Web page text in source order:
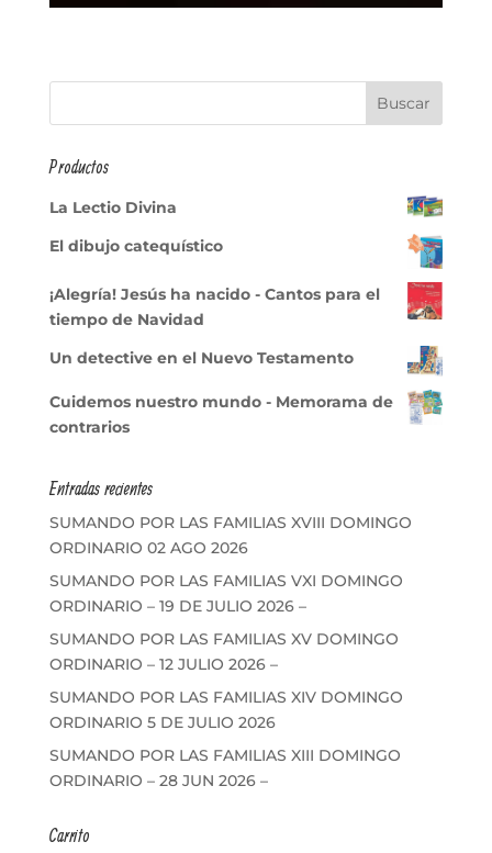
Productos
La Lectio Divina
El dibujo catequístico
¡Alegría! Jesús ha nacido - Cantos para el
tiempo de Navidad
Un detective en el Nuevo Testamento
Cuidemos nuestro mundo - Memorama de
contrarios
Entradas recientes
SUMANDO POR LAS FAMILIAS XVIII DOMINGO
ORDINARIO 02 AGO 2026
SUMANDO POR LAS FAMILIAS VXI DOMINGO
ORDINARIO – 19 DE JULIO 2026 –
SUMANDO POR LAS FAMILIAS XV DOMINGO
ORDINARIO – 12 JULIO 2026 –
SUMANDO POR LAS FAMILIAS XIV DOMINGO
ORDINARIO 5 DE JULIO 2026
SUMANDO POR LAS FAMILIAS XIII DOMINGO
ORDINARIO – 28 JUN 2026 –
Carrito